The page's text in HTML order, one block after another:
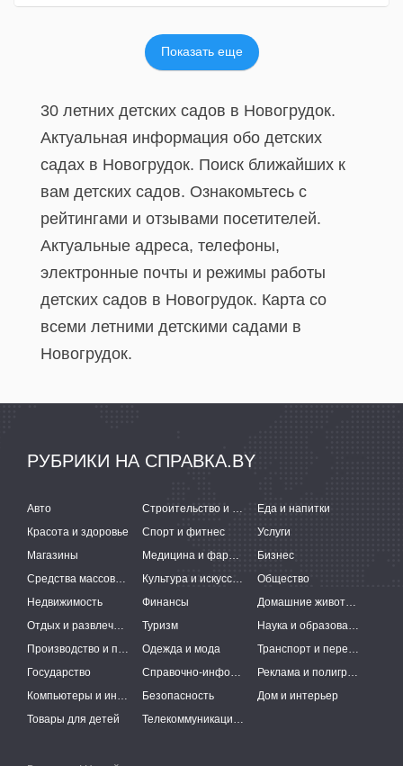
Показать еще
30 летних детских садов в Новогрудок.
Актуальная информация обо детских
садах в Новогрудок. Поиск ближайших к
вам детских садов. Ознакомьтесь с
рейтингами и отзывами посетителей.
Актуальные адреса, телефоны,
электронные почты и режимы работы
детских садов в Новогрудок. Карта со
всеми летними детскими садами в
Новогрудок.
РУБРИКИ НА СПРАВКА.BY
Авто Строительство и ремонт
Еда и напитки
Красота и здоровье
Спорт и фитнес
Услуги
Магазины
Медицина и фармацевтика
Бизнес
Средства массовой информации
Культура и искусство
Общество
Недвижимость
Финансы
Домашние животные
Отдых и развлечения
Туризм
Наука и образование
Производство и поставки
Одежда и мода
Транспорт и перевозки
Государство
Справочно-информационные системы
Реклама и полиграфия
Компьютеры и интернет
Безопасность
Дом и интерьер
Товары для детей
Телекоммуникации и связь